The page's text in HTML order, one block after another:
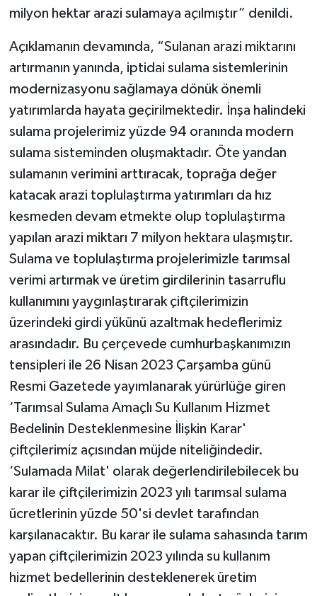
milyon hektar arazi sulamaya açılmıştır” denildi.
Açıklamanın devamında, “Sulanan arazi miktarını
artırmanın yanında, iptidai sulama sistemlerinin
modernizasyonu sağlamaya dönük önemli
yatırımlarda hayata geçirilmektedir. İnşa halindeki
sulama projelerimiz yüzde 94 oranında modern
sulama sisteminden oluşmaktadır. Öte yandan
sulamanın verimini arttıracak, toprağa değer
katacak arazi toplulaştırma yatırımları da hız
kesmeden devam etmekte olup toplulaştırma
yapılan arazi miktarı 7 milyon hektara ulaşmıştır.
Sulama ve toplulaştırma projelerimizle tarımsal
verimi artırmak ve üretim girdilerinin tasarruflu
kullanımını yaygınlaştırarak çiftçilerimizin
üzerindeki girdi yükünü azaltmak hedeflerimiz
arasındadır. Bu çerçevede cumhurbaşkanımızın
tensipleri ile 26 Nisan 2023 Çarşamba günü
Resmi Gazetede yayımlanarak yürürlüğe giren
‘Tarımsal Sulama Amaçlı Su Kullanım Hizmet
Bedelinin Desteklenmesine İlişkin Karar'
çiftçilerimiz açısından müjde niteliğindedir.
‘Sulamada Milat' olarak değerlendirilebilecek bu
karar ile çiftçilerimizin 2023 yılı tarımsal sulama
ücretlerinin yüzde 50'si devlet tarafından
karşılanacaktır. Bu karar ile sulama sahasında tarım
yapan çiftçilerimizin 2023 yılında su kullanım
hizmet bedellerinin desteklenerek üretim